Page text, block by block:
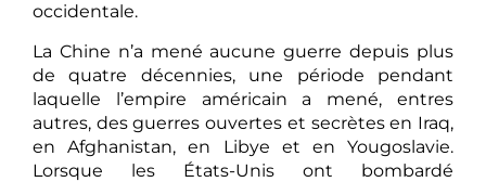
occidentale.
La Chine n’a mené aucune guerre depuis plus
de quatre décennies, une période pendant
laquelle l’empire américain a mené, entres
autres, des guerres ouvertes et secrètes en Iraq,
en Afghanistan, en Libye et en Yougoslavie.
Lorsque les États-Unis ont bombardé